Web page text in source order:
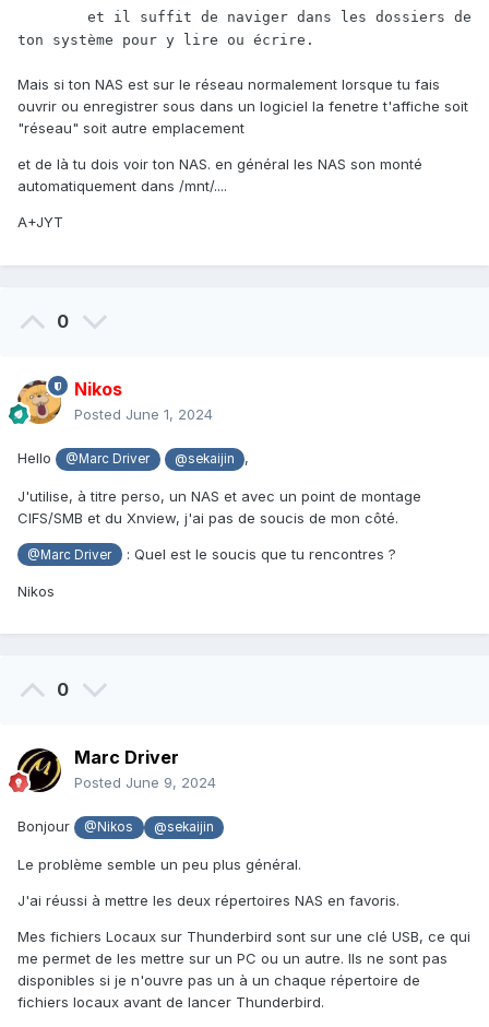
ton système pour y lire ou écrire.
Mais si ton NAS est sur le réseau normalement lorsque tu fais
ouvrir ou enregistrer sous dans un logiciel la fenetre t'affiche soit
"réseau" soit autre emplacement
et de là tu dois voir ton NAS. en général les NAS son monté
automatiquement dans /mnt/....
A+JYT
0
Nikos
Posted June 1, 2024
Hello @Marc Driver @sekaijin ,
J'utilise, à titre perso, un NAS et avec un point de montage
CIFS/SMB et du Xnview, j'ai pas de soucis de mon côté.
@Marc Driver : Quel est le soucis que tu rencontres ?
Nikos
0
Marc Driver
Posted June 9, 2024
Bonjour @Nikos @sekaijin
Le problème semble un peu plus général.
J'ai réussi à mettre les deux répertoires NAS en favoris.
Mes fichiers Locaux sur Thunderbird sont sur une clé USB, ce qui
me permet de les mettre sur un PC ou un autre. Ils ne sont pas
disponibles si je n'ouvre pas un à un chaque répertoire de
fichiers locaux avant de lancer Thunderbird.